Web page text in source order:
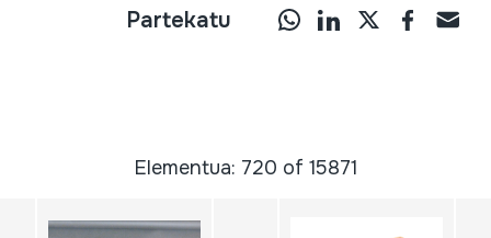
Partekatu
Elementua: 720 of 15871